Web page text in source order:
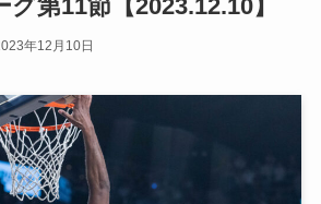
グ第11節【2023.12.10】
年12月10日